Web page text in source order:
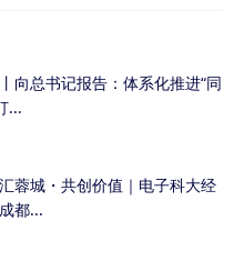
向总书记报告：体系化推进“同
...
蓉城・共创价值｜电子科大经
都...